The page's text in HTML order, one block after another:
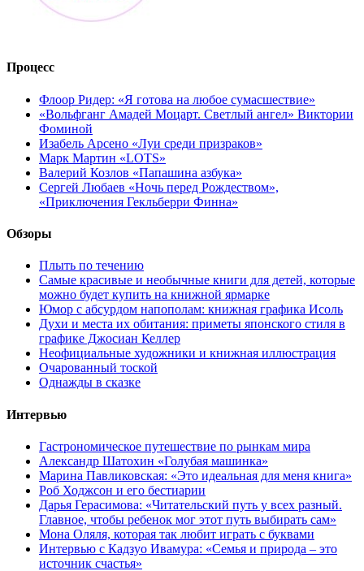
Процесс
Флоор Ридер: «Я готова на любое сумасшествие»
«Вольфганг Амадей Моцарт. Светлый ангел» Виктории
Фоминой
Изабель Арсено «Луи среди призраков»
Марк Мартин «LOTS»
Валерий Козлов «Папашина азбука»
Сергей Любаев «Ночь перед Рождеством»,
«Приключения Гекльберри Финна»
Обзоры
Плыть по течению
Самые красивые и необычные книги для детей, которые
можно будет купить на книжной ярмарке
Юмор с абсурдом напополам: книжная графика Исоль
Духи и места их обитания: приметы японского стиля в
графике Джосиан Келлер
Неофициальные художники и книжная иллюстрация
Очарованный тоской
Однажды в сказке
Интервью
Гастрономическое путешествие по рынкам мира
Александр Шатохин «Голубая машинка»
Марина Павликовская: «Это идеальная для меня книга»
Роб Ходжсон и его бестиарии
Дарья Герасимова: «Читательский путь у всех разный.
Главное, чтобы ребенок мог этот путь выбирать сам»
Мона Оляля, которая так любит играть с буквами
Интервью с Кадзуо Ивамура: «Семья и природа – это
источник счастья»